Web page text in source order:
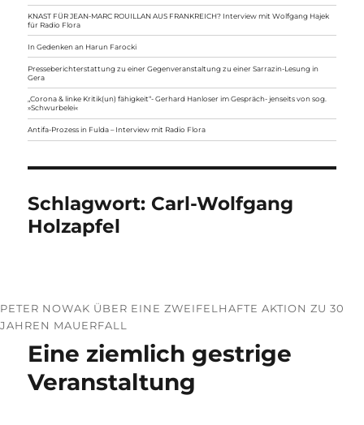
KNAST FÜR JEAN-MARC ROUILLAN AUS FRANKREICH? Interview mit Wolfgang Hajek
für Radio Flora
In Gedenken an Harun Farocki
Presseberichterstattung zu einer Gegenveranstaltung zu einer Sarrazin-Lesung in
Gera
„Corona & linke Kritik(un) fähigkeit“- Gerhard Hanloser im Gespräch- jenseits von sog.
»Schwurbelei«
Antifa-Prozess in Fulda – Interview mit Radio Flora
Schlagwort: Carl-Wolfgang
Holzapfel
PETER NOWAK ÜBER EINE ZWEIFELHAFTE AKTION ZU 30
JAHREN MAUERFALL
Eine ziemlich gestrige
Veranstaltung